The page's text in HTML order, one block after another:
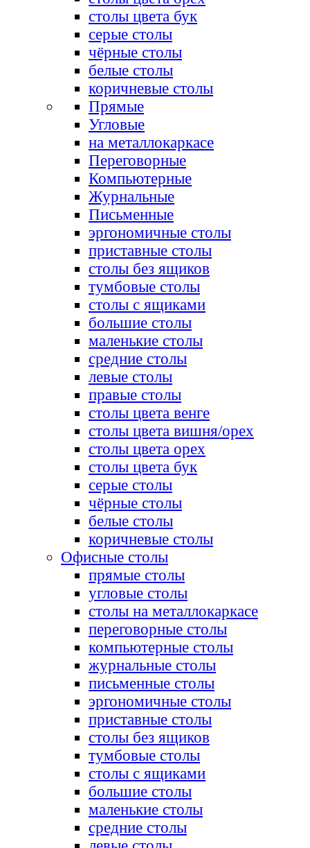
столы цвета бук
серые столы
чёрные столы
белые столы
коричневые столы
Прямые
Угловые
на металлокаркасе
Переговорные
Компьютерные
Журнальные
Письменные
эргономичные столы
приставные столы
столы без ящиков
тумбовые столы
столы с ящиками
большие столы
маленькие столы
средние столы
левые столы
правые столы
столы цвета венге
столы цвета вишня/орех
столы цвета орех
столы цвета бук
серые столы
чёрные столы
белые столы
коричневые столы
Офисные столы
прямые столы
угловые столы
столы на металлокаркасе
переговорные столы
компьютерные столы
журнальные столы
письменные столы
эргономичные столы
приставные столы
столы без ящиков
тумбовые столы
столы с ящиками
большие столы
маленькие столы
средние столы